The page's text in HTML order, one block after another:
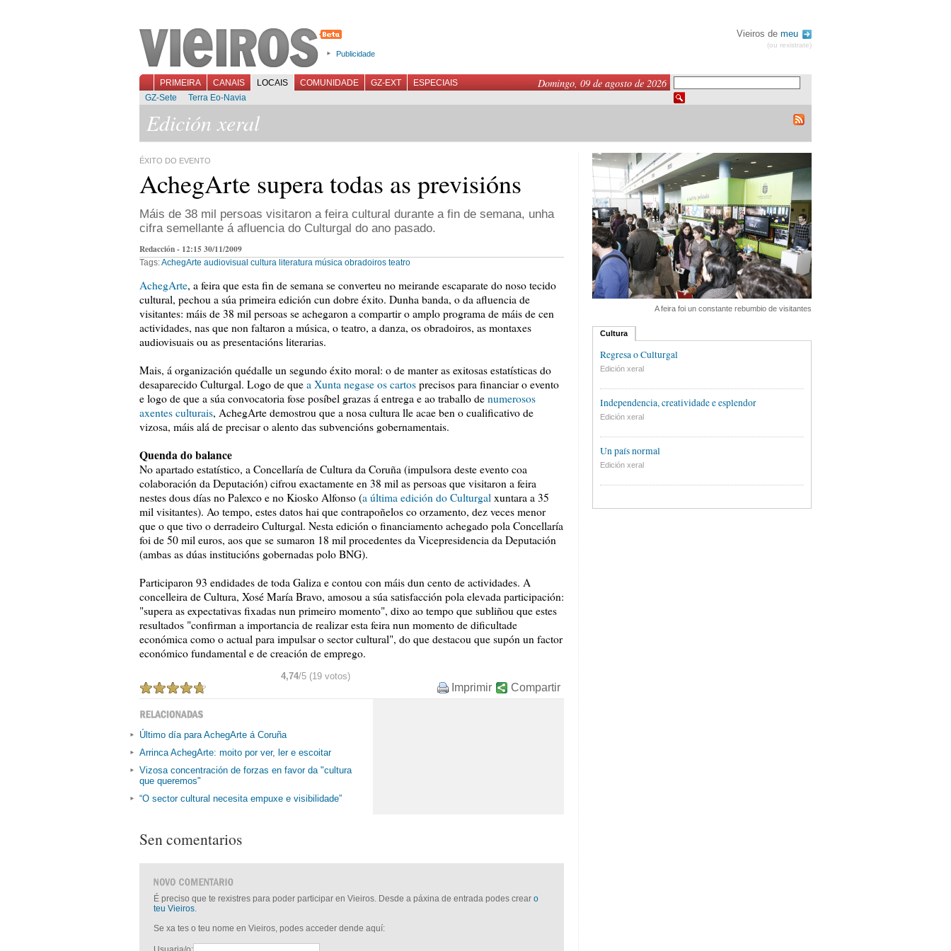
Publicidade
Vieiros de meu
(ou rexistrate)
Domingo, 09 de agosto de 2026
PRIMEIRA CANAIS LOCAIS COMUNIDADE GZ-EXT
ESPECIAIS
GZ-Sete
Terra Eo-Navia
Edición xeral
ÉXITO DO EVENTO
AchegArte supera todas as previsións
Máis de 38 mil persoas visitaron a feira cultural durante a fin de semana, unha
cifra semellante á afluencia do Culturgal do ano pasado.
Redacción - 12:15 30/11/2009
Tags:AchegArte audiovisual cultura literatura música obradoiros teatro
AchegArte, a feira que esta fin de semana se converteu no meirande escaparate do noso tecido
cultural, pechou a súa primeira edición cun dobre éxito. Dunha banda, o da afluencia de
visitantes: máis de 38 mil persoas se achegaron a compartir o amplo programa de máis de cen
actividades, nas que non faltaron a música, o teatro, a danza, os obradoiros, as montaxes
audiovisuais ou as presentacións literarias.
Mais, á organización quédalle un segundo éxito moral: o de manter as exitosas estatísticas do
desaparecido Culturgal. Logo de que a Xunta negase os cartos precisos para financiar o evento
e logo de que a súa convocatoria fose posíbel grazas á entrega e ao traballo de numerosos
axentes culturais, AchegArte demostrou que a nosa cultura lle acae ben o cualificativo de
vizosa, máis alá de precisar o alento das subvencións gobernamentais.
Quenda do balance
No apartado estatístico, a Concellaría de Cultura da Coruña (impulsora deste evento coa
colaboración da Deputación) cifrou exactamente en 38 mil as persoas que visitaron a feira
nestes dous días no Palexco e no Kiosko Alfonso (a última edición do Culturgal xuntara a 35
mil visitantes). Ao tempo, estes datos hai que contrapoñelos co orzamento, dez veces menor
que o que tivo o derradeiro Culturgal. Nesta edición o financiamento achegado pola Concellaría
foi de 50 mil euros, aos que se sumaron 18 mil procedentes da Vicepresidencia da Deputación
(ambas as dúas institucións gobernadas polo BNG).
Participaron 93 endidades de toda Galiza e contou con máis dun cento de actividades. A
concelleira de Cultura, Xosé María Bravo, amosou a súa satisfacción pola elevada participación:
"supera as expectativas fixadas nun primeiro momento", dixo ao tempo que subliñou que estes
resultados "confirman a importancia de realizar esta feira nun momento de dificultade
económica como o actual para impulsar o sector cultural", do que destacou que supón un factor
económico fundamental e de creación de emprego.
4,74/5 (19 votos)
Compartir
Imprimir
Último día para AchegArte á Coruña
Arrinca AchegArte: moito por ver, ler e escoitar
Vizosa concentración de forzas en favor da "cultura
que queremos"
“O sector cultural necesita empuxe e visibilidade”
Sen comentarios
É preciso que te rexistres para poder participar en Vieiros. Desde a páxina de entrada podes crear o
teu Vieiros.
Se xa tes o teu nome en Vieiros, podes acceder dende aquí:
A feira foi un constante rebumbio de visitantes
Cultura
Regresa o Culturgal
Edición xeral
Independencia, creatividade e esplendor
Edición xeral
Un país normal
Edición xeral